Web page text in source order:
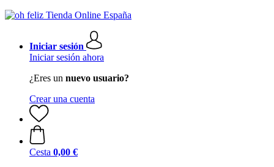
Iniciar sesión
Iniciar sesión ahora
¿Eres un nuevo usuario?
Crear una cuenta
Cesta 0,00 €